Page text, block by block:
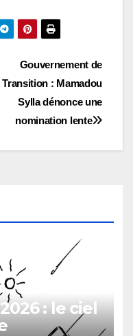
Gouvernement de
Transition : Mamadou
Sylla dénonce une
nomination lente
: le ciel